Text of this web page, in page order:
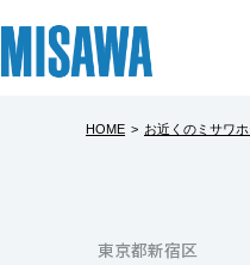
建てる
個人
戸建
複合
サポ
企業
HOME > お近くのミサワ
東京都新宿区